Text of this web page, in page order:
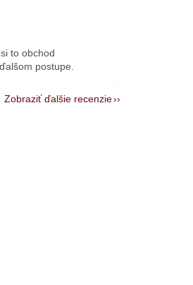
5 hviezdičiek.
to obchod
postupe.
Zobraziť ďalšie recenzie